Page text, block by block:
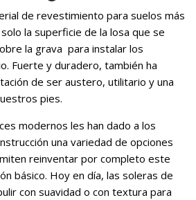
de revestimiento para suelos más
la superficie de la losa que se
la grava para instalar los
Fuerte y duradero, también ha
de ser austero, utilitario y una
pies.
modernos les han dado a los
una variedad de opciones
reinventar por completo este
básico. Hoy en día, las soleras de
con suavidad o con textura para